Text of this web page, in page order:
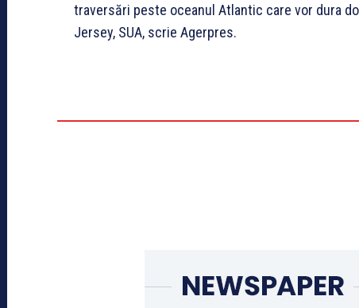
traversări peste oceanul Atlantic care vor dura
Jersey, SUA, scrie Agerpres.